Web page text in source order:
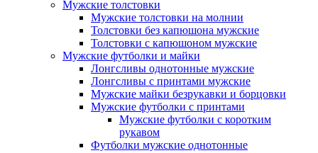
Мужские толстовки
Мужские толстовки на молнии
Толстовки без капюшона мужские
Толстовки с капюшоном мужские
Мужские футболки и майки
Лонгсливы однотонные мужские
Лонгсливы с принтами мужские
Мужские майки безрукавки и борцовки
Мужские футболки с принтами
Мужские футболки с коротким
рукавом
Футболки мужские однотонные